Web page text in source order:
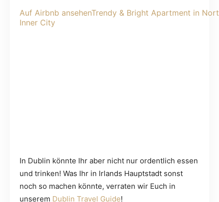
Auf Airbnb ansehenTrendy & Bright Apartment in
Inner City
In Dublin könnte Ihr aber nicht nur ordentlich essen
und trinken! Was Ihr in Irlands Hauptstadt sonst
noch so machen könnte, verraten wir Euch in
unserem Dublin Travel Guide!